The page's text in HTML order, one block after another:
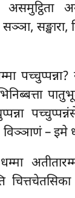
असमुट्ठिता
– इमे